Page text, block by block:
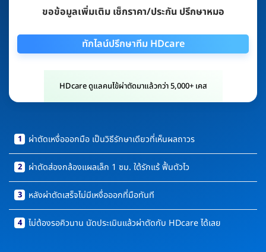
ขอข้อมูลเพิ่มเติม เช็กราคา/ประกัน ปรึกษาหมอ
ทักไลน์ปรึกษาทีม HDcare
HDcare ดูแลคนไข้ผ่าตัดมาแล้วกว่า 5,000+ เคส
1 ผ่าตัดเหงื่อออกมือ เป็นวิธีรักษาเดียวที่เห็นผลถาวร
2 ผ่าตัดส่องกล้องแผลเล็ก 1 ซม. ใต้รักแร้ ฟื้นตัวไว
3 หลังผ่าตัดเสร็จไม่มีเหงื่อออกที่มือทันที
4 ไม่ต้องรอคิวนาน นัดประเมินแล้วผ่าตัดกับ HDcare ได้เลย